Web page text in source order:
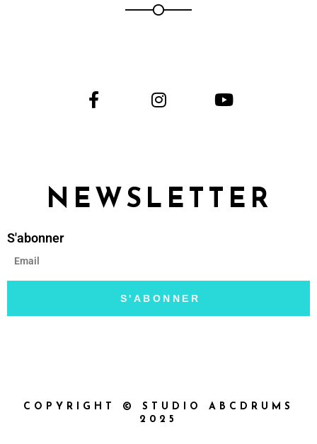
NEWSLETTER
S'abonner
S'ABONNER
COPYRIGHT © STUDIO ABCDRUMS
2025